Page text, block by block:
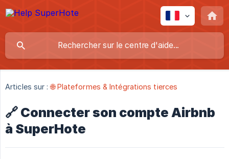
Articles sur : 🌐 Plateformes & Intégrations tierces
🔗 Connecter son compte Airbnb
à SuperHote